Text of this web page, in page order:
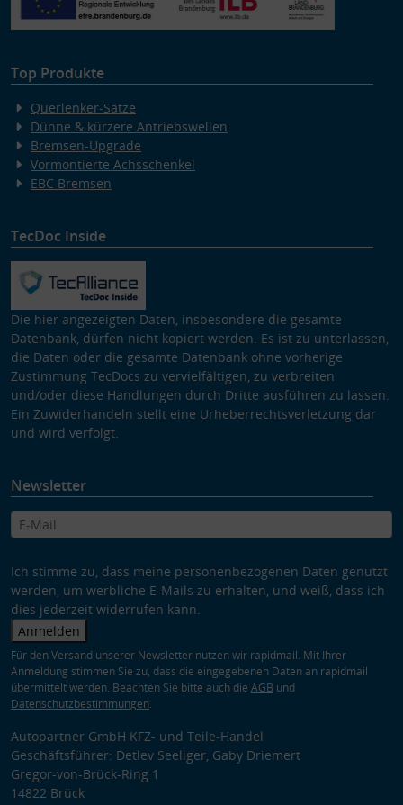
Top Produkte
Querlenker-Sätze
Dünne & kürzere Antriebswellen
Bremsen-Upgrade
Vormontierte Achsschenkel
EBC Bremsen
TecDoc Inside
Die hier angezeigten Daten, insbesondere die gesamte
Datenbank, dürfen nicht kopiert werden. Es ist zu unterlassen,
die Daten oder die gesamte Datenbank ohne vorherige
Zustimmung TecDocs zu vervielfältigen, zu verbreiten
und/oder diese Handlungen durch Dritte ausführen zu lassen.
Ein Zuwiderhandeln stellt eine Urheberrechtsverletzung dar
und wird verfolgt.
Newsletter
Ich stimme zu, dass meine personenbezogenen Daten genutzt
werden, um werbliche E-Mails zu erhalten, und weiß, dass ich
dies jederzeit widerrufen kann.
Anmelden
Für den Versand unserer Newsletter nutzen wir rapidmail. Mit Ihrer
Anmeldung stimmen Sie zu, dass die eingegebenen Daten an rapidmail
übermittelt werden. Beachten Sie bitte auch die AGB und
Datenschutzbestimmungen.
Autopartner GmbH KFZ- und Teile-Handel
Geschäftsführer: Detlev Seeliger, Gaby Driemert
Gregor-von-Brück-Ring 1
14822 Brück